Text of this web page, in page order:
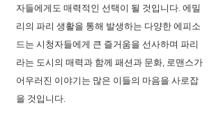
자들에게도 매력적인 선택이 될 것입니다. 에밀
리의 파리 생활을 통해 발생하는 다양한 에피소
드는 시청자들에게 큰 즐거움을 선사하며 파리
라는 도시의 매력과 함께 패션과 문화, 로맨스가
어우러진 이야기는 많은 이들의 마음을 사로잡
을 것입니다.